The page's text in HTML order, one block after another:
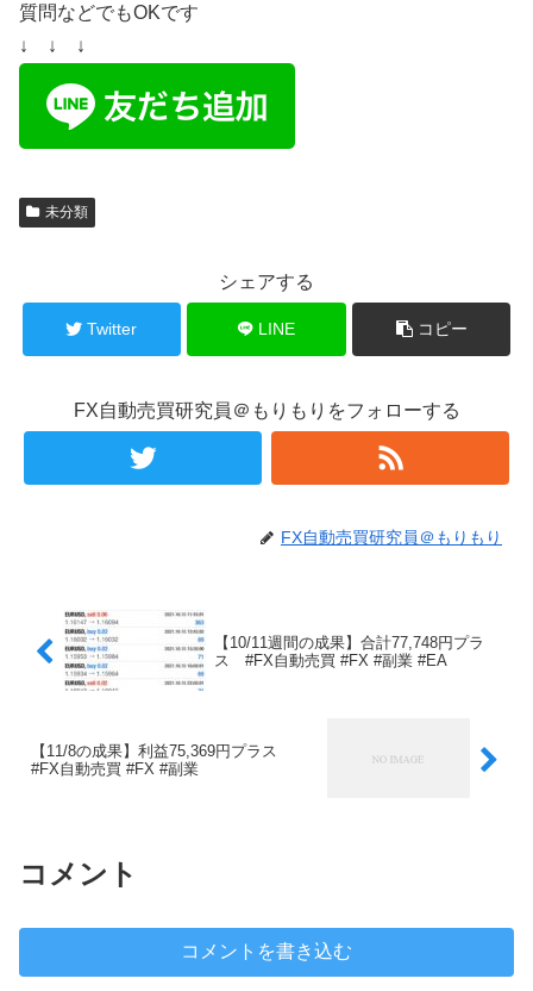
質問などでもOKです
↓ ↓ ↓
未分類
シェアする
Twitter LINE コピー
FX自動売買研究員＠もりもりをフォローする
FX自動売買研究員＠もりもり
【10/11週間の成果】合計77,748円プラ
ス #FX自動売買 #FX #副業 #EA
【11/8の成果】利益75,369円プラス
#FX自動売買 #FX #副業
コメント
コメントを書き込む